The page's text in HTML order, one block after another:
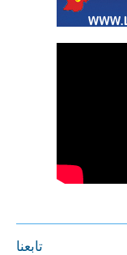
تابعنا